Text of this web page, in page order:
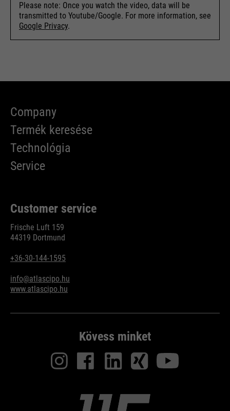
Please note: Once you watch the video, data will be
transmitted to Youtube/Google. For more information, see
Google Privacy.
Company
Termék keresése
Technológia
Service
Customer service
Frische Luft 159
44319 Dortmund
+36-30-144-1595
info@atlascipo.hu
www.atlascipo.hu
Kövess minket